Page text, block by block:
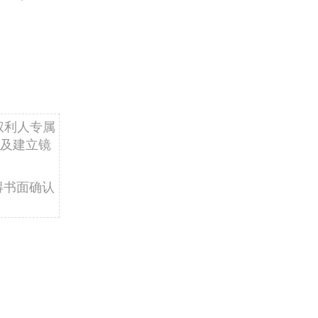
人专属
建立镜
书面确认